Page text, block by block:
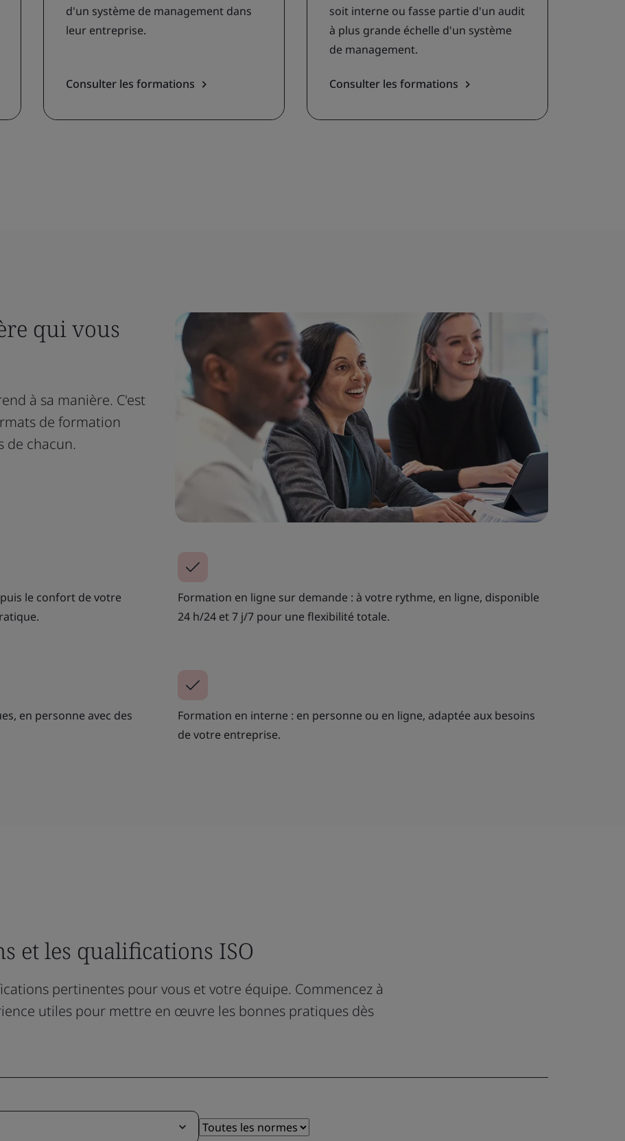
d'un système de management dans
leur entreprise.
Consulter les formations
soit interne ou fasse partie d'un audit
à plus grande échelle d'un système
de management.
Consulter les formations
qui vous
à sa manière. C'est
de formation
de chacun.
le confort de votre
Formation en ligne sur demande : à votre rythme, en ligne, disponible
24 h/24 et 7 j/7 pour une flexibilité totale.
en personne avec des
Formation en interne : en personne ou en ligne, adaptée aux besoins
de votre entreprise.
et les qualifications ISO
pertinentes pour vous et votre équipe. Commencez à
utiles pour mettre en œuvre les bonnes pratiques dès